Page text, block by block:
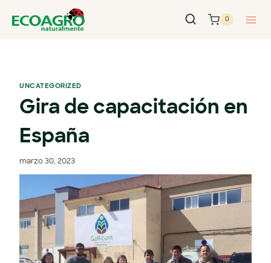
0
UNCATEGORIZED
Gira de capacitación en
España
marzo 30, 2023